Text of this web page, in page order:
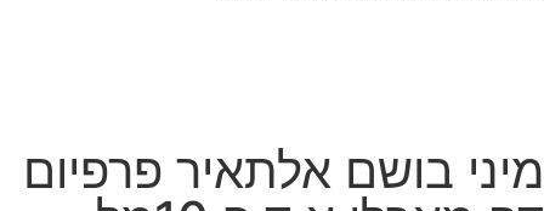
מיני בושם אלתאיר פרפיום